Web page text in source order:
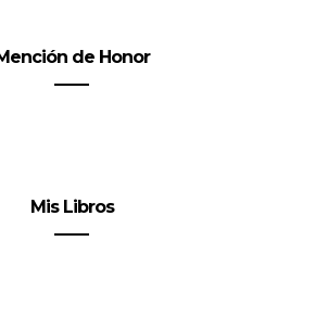
de Honor
Mis Libros